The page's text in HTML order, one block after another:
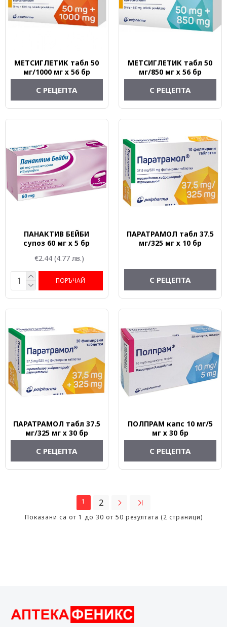
МЕТСИГЛЕТИК табл 50
мг/1000 мг х 56 бр
С РЕЦЕПТА
МЕТСИГЛЕТИК табл 50
мг/850 мг х 56 бр
С РЕЦЕПТА
ПАНАКТИВ БЕЙБИ
супоз 60 мг х 5 бр
€2.44 (4.77 лв.)
ПОРЪЧАЙ
ПАРАТРАМОЛ табл 37.5
мг/325 мг х 10 бр
С РЕЦЕПТА
ПАРАТРАМОЛ табл 37.5
мг/325 мг х 30 бр
С РЕЦЕПТА
ПОЛПРАМ капс 10 мг/5
мг х 30 бр
С РЕЦЕПТА
1 2
Показани са от 1 до 30 от 50 резултата (2 страници)